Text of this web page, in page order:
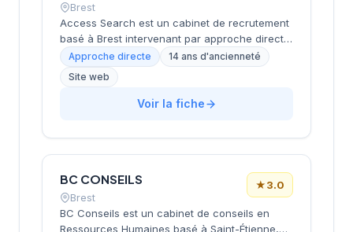
Brest
Access Search est un cabinet de recrutement
basé à Brest intervenant par approche directe
pour identifier et recruter des cadres et
dirigeants de haut niveau. Spécialisé dans de
nombreux secteurs (BTP, informatique,
maritime, transport, banque, santé, etc.), le
accompagne les entreprises exigeantes dans
la recherche de talents difficilement
accessibles par les canaux traditionnels.
Approche directe
14 ans d'ancienneté
Site web
Voir la fiche
BC CONSEILS
Brest
★3.0
BC Conseils est un cabinet de conseils en
Ressources Humaines basé à Saint-Étienne,